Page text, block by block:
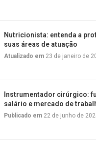
Nutricionista: entenda a
suas áreas de atuação
Atualizado em 23 de janeiro de
Instrumentador cirúrgico:
salário e mercado de
Publicado em 22 de junho de